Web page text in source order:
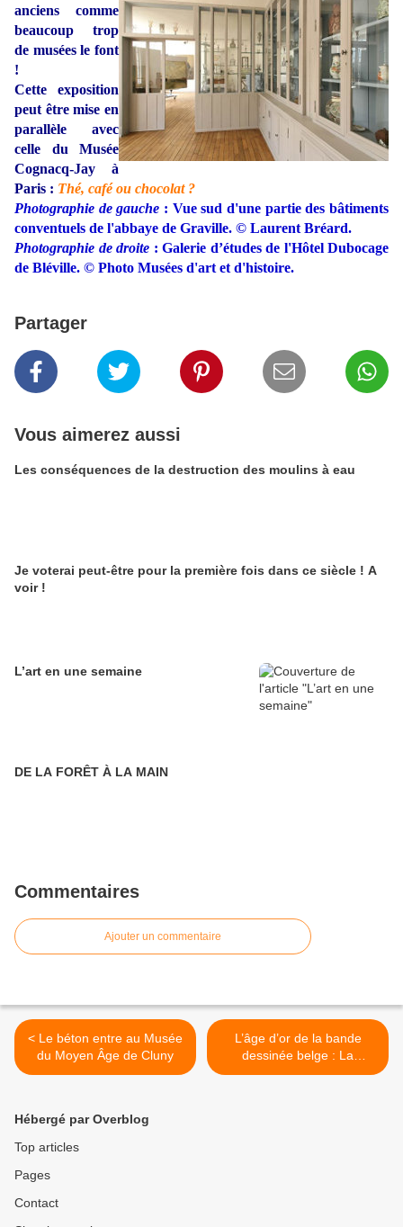
anciens comme
beaucoup trop
de musées le font
!
Cette exposition
peut être mise en
parallèle avec
celle du Musée
Cognacq-Jay à
Paris : Thé, café ou chocolat ?
Photographie de gauche : Vue sud d'une partie des bâtiments
conventuels de l'abbaye de Graville. © Laurent Bréard.
Photographie de droite : Galerie d’études de l'Hôtel Dubocage
de Bléville. © Photo Musées d'art et d'histoire.
Partager
Vous aimerez aussi
Les conséquences de la destruction des moulins à eau
Je voterai peut-être pour la première fois dans ce siècle ! A
voir !
L’art en une semaine
DE LA FORÊT À LA MAIN
Commentaires
Ajouter un commentaire
< Le béton entre au Musée
du Moyen Âge de Cluny
L’âge d’or de la bande
dessinée belge : La
collection du Musée des
Hébergé par Overblog
Top articles
Pages
Contact